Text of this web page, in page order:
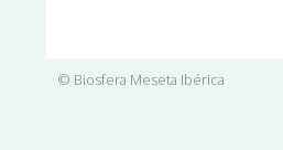
© Biosfera Meseta Ibérica